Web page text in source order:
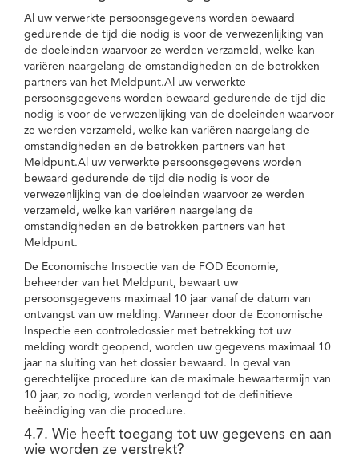
Al uw verwerkte persoonsgegevens worden bewaard
gedurende de tijd die nodig is voor de verwezenlijking van
de doeleinden waarvoor ze werden verzameld, welke kan
variëren naargelang de omstandigheden en de betrokken
partners van het Meldpunt.Al uw verwerkte
persoonsgegevens worden bewaard gedurende de tijd die
nodig is voor de verwezenlijking van de doeleinden waarvoor
ze werden verzameld, welke kan variëren naargelang de
omstandigheden en de betrokken partners van het
Meldpunt.Al uw verwerkte persoonsgegevens worden
bewaard gedurende de tijd die nodig is voor de
verwezenlijking van de doeleinden waarvoor ze werden
verzameld, welke kan variëren naargelang de
omstandigheden en de betrokken partners van het
Meldpunt.
De Economische Inspectie van de FOD Economie,
beheerder van het Meldpunt, bewaart uw
persoonsgegevens maximaal 10 jaar vanaf de datum van
ontvangst van uw melding. Wanneer door de Economische
Inspectie een controledossier met betrekking tot uw
melding wordt geopend, worden uw gegevens maximaal 10
jaar na sluiting van het dossier bewaard. In geval van
gerechtelijke procedure kan de maximale bewaartermijn van
10 jaar, zo nodig, worden verlengd tot de definitieve
beëindiging van die procedure.
4.7. Wie heeft toegang tot uw gegevens en aan
wie worden ze verstrekt?